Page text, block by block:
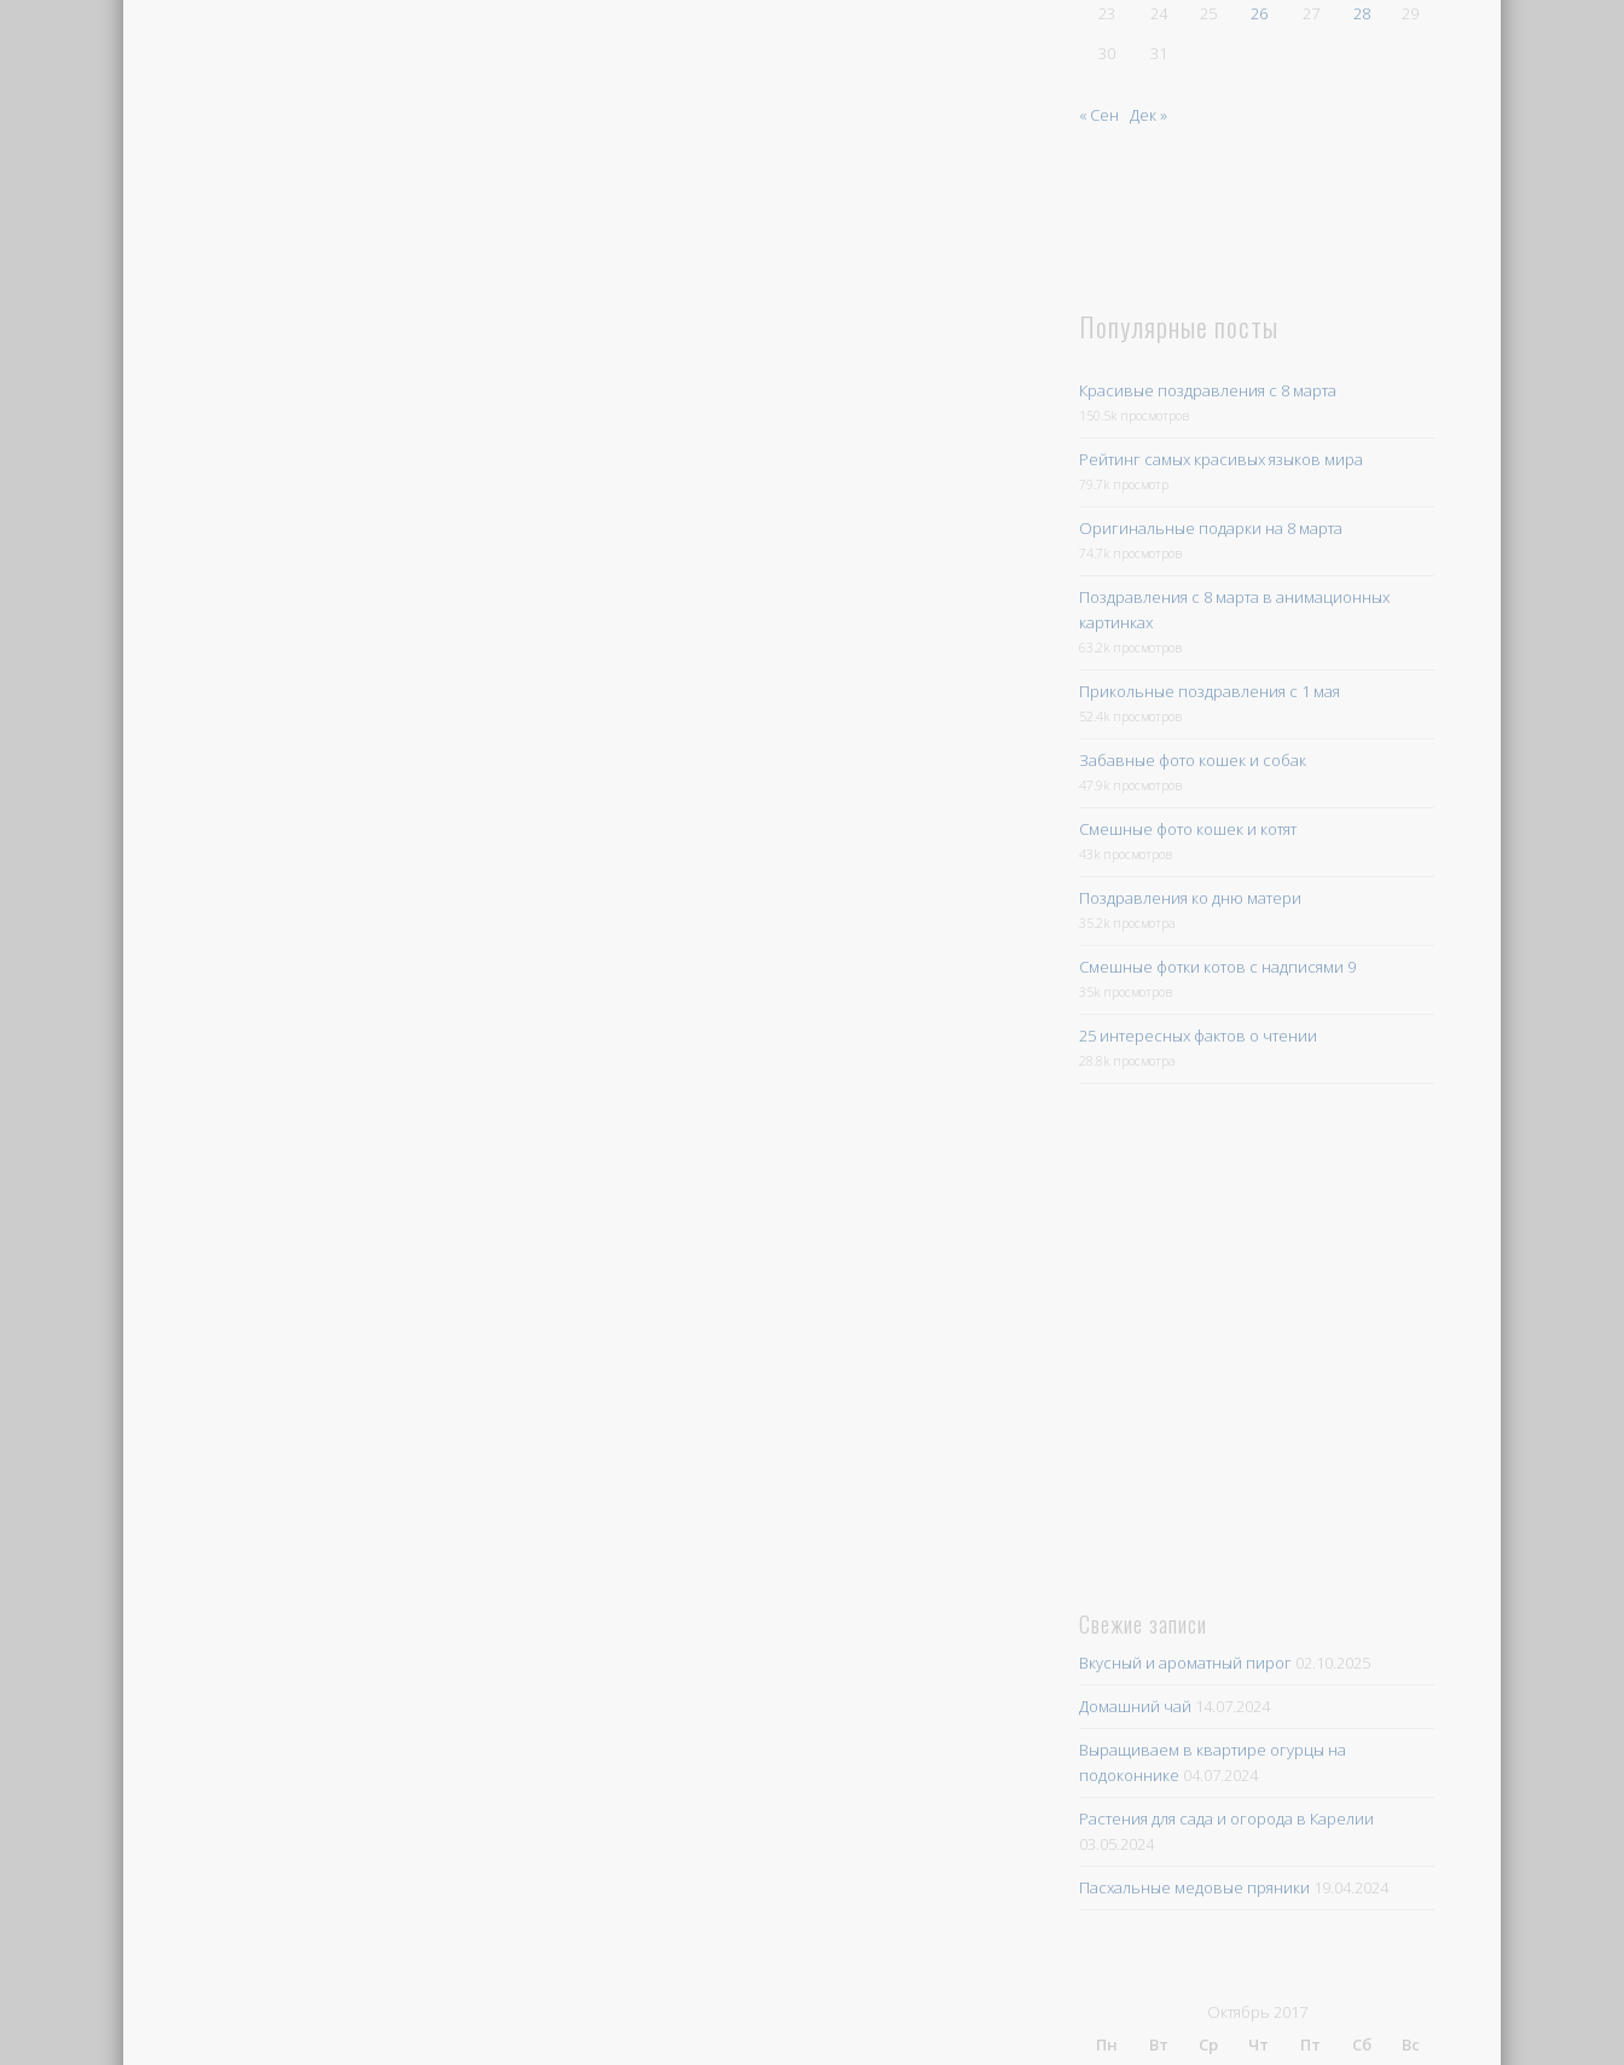
23 24 25 26 27 28
29
30
31
« Сен Дек »
Популярные посты
Красивые поздравления с 8 марта
150.5k просмотров
Рейтинг самых красивых языков мира
79.7k просмотр
Оригинальные подарки на 8 марта
74.7k просмотров
Поздравления с 8 марта в анимационных
картинках
63.2k просмотров
Прикольные поздравления с 1 мая
52.4k просмотров
Забавные фото кошек и собак
47.9k просмотров
Смешные фото кошек и котят
43k просмотров
Поздравления ко дню матери
35.2k просмотра
Смешные фотки котов с надписями 9
35k просмотров
25 интересных фактов о чтении
28.8k просмотра
Свежие записи
Вкусный и ароматный пирог 02.10.2025
Домашний чай 14.07.2024
Выращиваем в квартире огурцы на
подоконнике 04.07.2024
Растения для сада и огорода в Карелии
03.05.2024
Пасхальные медовые пряники 19.04.2024
Октябрь 2017
Пн
Вт Ср Чт Пт Сб
Вс